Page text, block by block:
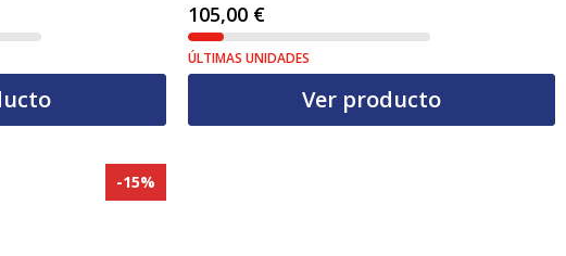
105,00 €
ÚLTIMAS UNIDADES
Ver producto
-15%